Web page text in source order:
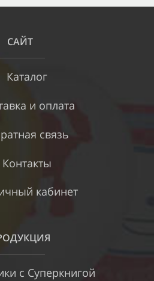
САЙТ
Каталог
и оплата
связь
Контакты
кабинет
с Суперкнигой